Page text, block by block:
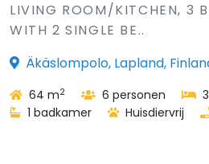
LIVING ROOM/KITCHEN, 3
WITH 2 SINGLE BE..
Äkäslompolo, Lapland,
64 m2 6 personen
1 badkamer
Huisdiervrij